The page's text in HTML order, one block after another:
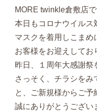
MORE twinkle倉敷店
本日もコロナウイルス
マスクを着用しこまめ
お客様をお迎えしてお
昨日、１周年大感謝祭
さっそく、チラシをみ
と、ご新規様からご
誠にありがとうござい